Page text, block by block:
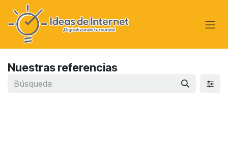
Ir al contenido
Nuestras referencias